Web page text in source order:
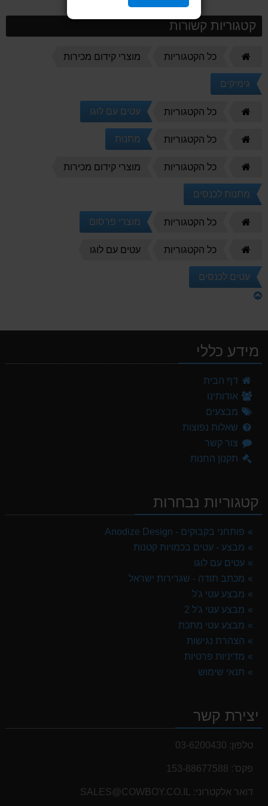
קטגוריות קשורות
כל הקטגוריות מוצרי קידום מכירות
גימיקים
כל הקטגוריות עטים עם לוגו
כל הקטגוריות מתנות
כל הקטגוריות מוצרי קידום מכירות
מתנות לכנסים
כל הקטגוריות מוצרי פרסום
כל הקטגוריות עטים עם לוגו
עטים לכנסים
מידע כללי
דף הבית
אודותינו
מבצעים
שאלות נפוצות
צור קשר
תקנון החנות
קטגוריות נבחרות
פותחני בקבוקים - Anodize Design
מבצע - עטים בכמויות קטנות
עטים עם לוגו
מכתב תודה - שגרירות ישראל
מבצע עטי ג'ל
מבצע עטי ג'ל 2
מבצע עטי מתכת
הצהרת נגישות
מדיניות פרטיות
תנאי שימוש
יצירת קשר
טלפון: 03-6200430
פקס': 153-88677588
דואר אלקטרוני: SALES@COWBOY.CO.IL